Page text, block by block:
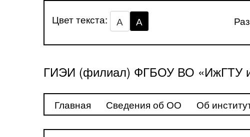
Цвет текста: А А
ГИЭИ (филиал) ФГБОУ ВО «ИжГТУ
Главная Сведения об ОО Об